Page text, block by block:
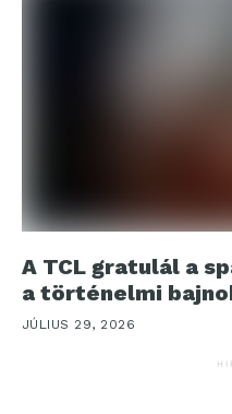
A TCL gratulál a
a történelmi
JÚLIUS 29, 2026